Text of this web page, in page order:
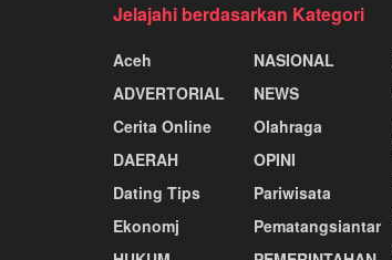
Jelajahi berdasarkan Kategori
Aceh
ADVERTORIAL
Cerita Online
DAERAH
Dating Tips
Ekonomj
NASIONAL
NEWS
Olahraga
OPINI
Pariwisata
Pematangsiantar